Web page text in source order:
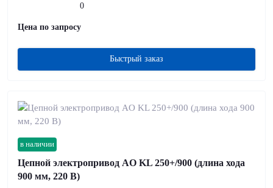
0
Цена по запросу
Быстрый заказ
в наличии
Цепной электропривод AO KL 250+/900 (длина хода
900 мм, 220 В)